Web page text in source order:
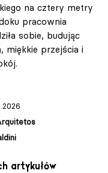
na cztery metry
pracownia
sobie, budując
przejścia i
artykułów